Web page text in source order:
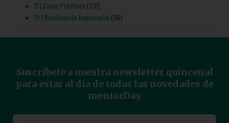
11 | Casos Prácticos (331)
12 | Reactivación Empresarial (116)
Suscríbete a nuestra newsletter quincenal
para estar al día de todas las novedades de
mentorDay